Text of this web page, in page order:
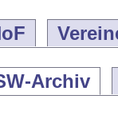
Archiv